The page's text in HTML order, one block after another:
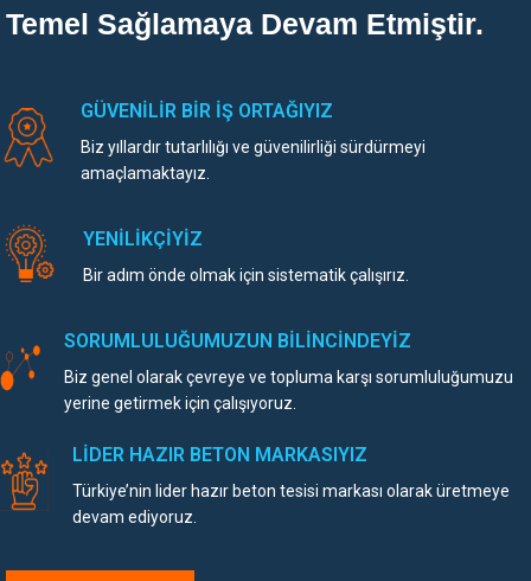
Temel Sağlamaya Devam Etmiştir.
GÜVENİLİR BİR İŞ ORTAĞIYIZ
Biz yıllardır tutarlılığı ve güvenilirliği sürdürmeyi
amaçlamaktayız.
YENİLİKÇİYİZ
Bir adım önde olmak için sistematik çalışırız.
SORUMLULUĞUMUZUN BİLİNCİNDEYİZ
Biz genel olarak çevreye ve topluma karşı sorumluluğumuzu
yerine getirmek için çalışıyoruz.
LİDER HAZIR BETON MARKASIYIZ
Türkiye’nin lider hazır beton tesisi markası olarak üretmeye
devam ediyoruz.